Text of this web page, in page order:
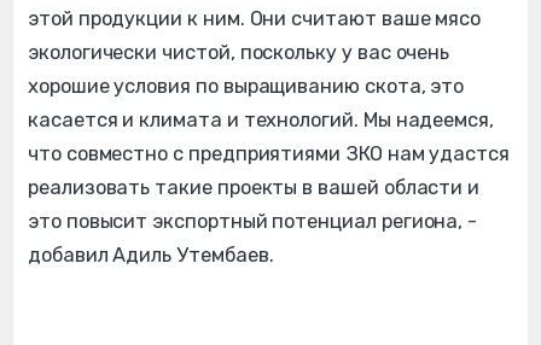
этой продукции к ним. Они считают ваше мясо
экологически чистой, поскольку у вас очень
хорошие условия по выращиванию скота, это
касается и климата и технологий. Мы надеемся,
что совместно с предприятиями ЗКО нам удастся
реализовать такие проекты в вашей области и
это повысит экспортный потенциал региона, -
добавил Адиль Утембаев.